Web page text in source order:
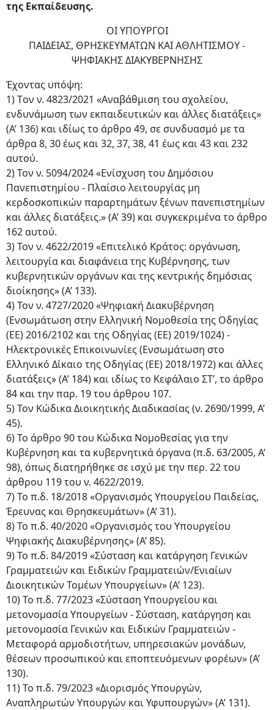
της Εκπαίδευσης.
ΟΙ ΥΠΟΥΡΓΟΙ
ΠΑΙΔΕΙΑΣ, ΘΡΗΣΚΕΥΜΑΤΩΝ ΚΑΙ ΑΘΛΗΤΙΣΜΟΥ -
ΨΗΦΙΑΚΗΣ ΔΙΑΚΥΒΕΡΝΗΣΗΣ
Έχοντας υπόψη:
1) Tον ν. 4823/2021 «Αναβάθμιση του σχολείου,
ενδυνάμωση των εκπαιδευτικών και άλλες διατάξεις»
(Α’ 136) και ιδίως το άρθρο 49, σε συνδυασμό με τα
άρθρα 8, 30 έως και 32, 37, 38, 41 έως και 43 και 232
αυτού.
2) Τον ν. 5094/2024 «Ενίσχυση του Δημόσιου
Πανεπιστημίου - Πλαίσιο λειτουργίας μη
κερδοσκοπικών παραρτημάτων ξένων πανεπιστημίων
και άλλες διατάξεις.» (Α’ 39) και συγκεκριμένα το άρθρο
162 αυτού.
3) Τον ν. 4622/2019 «Επιτελικό Κράτος: οργάνωση,
λειτουργία και διαφάνεια της Κυβέρνησης, των
κυβερνητικών οργάνων και της κεντρικής δημόσιας
διοίκησης» (Α’ 133).
4) Τον ν. 4727/2020 «Ψηφιακή Διακυβέρνηση
(Ενσωμάτωση στην Ελληνική Νομοθεσία της Οδηγίας
(ΕΕ) 2016/2102 και της Οδηγίας (ΕΕ) 2019/1024) -
Ηλεκτρονικές Επικοινωνίες (Ενσωμάτωση στο
Ελληνικό Δίκαιο της Οδηγίας (ΕΕ) 2018/1972) και άλλες
διατάξεις» (Α’ 184) και ιδίως το Κεφάλαιο ΣΤ’, το άρθρο
84 και την παρ. 19 του άρθρου 107.
5) Τον Κώδικα Διοικητικής Διαδικασίας (ν. 2690/1999, Α’
45).
6) Το άρθρο 90 του Κώδικα Νομοθεσίας για την
Κυβέρνηση και τα κυβερνητικά όργανα (π.δ. 63/2005, Α’
98), όπως διατηρήθηκε σε ισχύ με την περ. 22 του
άρθρου 119 του ν. 4622/2019.
7) Το π.δ. 18/2018 «Οργανισμός Υπουργείου Παιδείας,
Έρευνας και Θρησκευμάτων» (Α’ 31).
8) Το π.δ. 40/2020 «Οργανισμός του Υπουργείου
Ψηφιακής Διακυβέρνησης» (Α’ 85).
9) Το π.δ. 84/2019 «Σύσταση και κατάργηση Γενικών
Γραμματειών και Ειδικών Γραμματειών/Ενιαίων
Διοικητικών Τομέων Υπουργείων» (Α’ 123).
10) Το π.δ. 77/2023 «Σύσταση Υπουργείου και
μετονομασία Υπουργείων - Σύσταση, κατάργηση και
μετονομασία Γενικών και Ειδικών Γραμματειών -
Μεταφορά αρμοδιοτήτων, υπηρεσιακών μονάδων,
θέσεων προσωπικού και εποπτευόμενων φορέων» (Α’
130).
11) Το π.δ. 79/2023 «Διορισμός Υπουργών,
Αναπληρωτών Υπουργών και Υφυπουργών» (Α’ 131).